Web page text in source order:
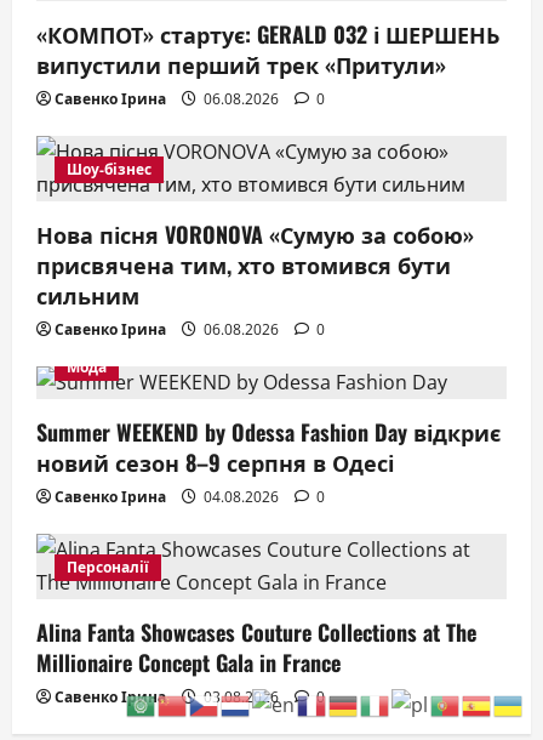
«КОМПОТ» стартує: GERALD 032 і ШЕРШЕНЬ
випустили перший трек «Притули»
Савенко Ірина 06.08.2026 0
Шоу-бізнес
Нова пісня VORONOVA «Сумую за собою»
присвячена тим, хто втомився бути
сильним
Савенко Ірина 06.08.2026
0
Мода
Summer WEEKEND by Odessa Fashion Day відкриє
новий сезон 8–9 серпня в Одесі
Савенко Ірина 04.08.2026 0
Персоналії
Alina Fanta Showcases Couture Collections at The
Millionaire Concept Gala in France
Савенко Ірина 03.08.2026 0